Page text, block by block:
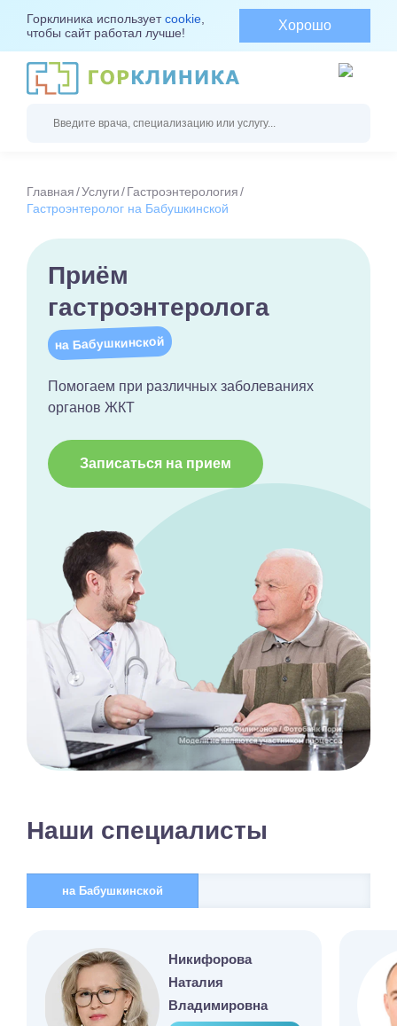
Горклиника используетcookie
чтобы сайт работал лучше!
Хорошо
Главная Услуги
Гастроэнтерология
Гастроэнтеролог на Бабушкинской
Приём
гастроэнтеролога
на Бабушкинской
Помогаем при различных заболеваниях
органов ЖКТ
Записаться на прием
Наши специалисты
на Бабушкинской
Никифорова
Наталия
Владимировна